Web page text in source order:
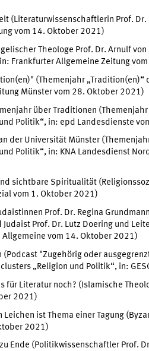
(Literaturwissenschaftlerin Prof.
vom 14. Oktober 2021)
Theologe Prof. Dr. Arnulf
Frankfurter Allgemeine Zeitung
(Themenjahr „Tradition(en)“
Münster vom 28. Oktober 2021)
über Traditionen
Politik“, in: epd Landesdienste
der Universität Münster
Politik“, in: KNA Landesdienst
sichtbare Spiritualität
vom 1. Oktober 2021)
Prof. Dr. Regina
Prof. Dr. Lutz Doering und
Allgemeine vom 14. Oktober 2021)
"Zugehörig oder
„Religion und Politik“, in:
für Literatur noch? (Islamische
2021)
Leichen ist Thema einer Tagung
2021)
Ende (Politikwissenschaftler Prof.